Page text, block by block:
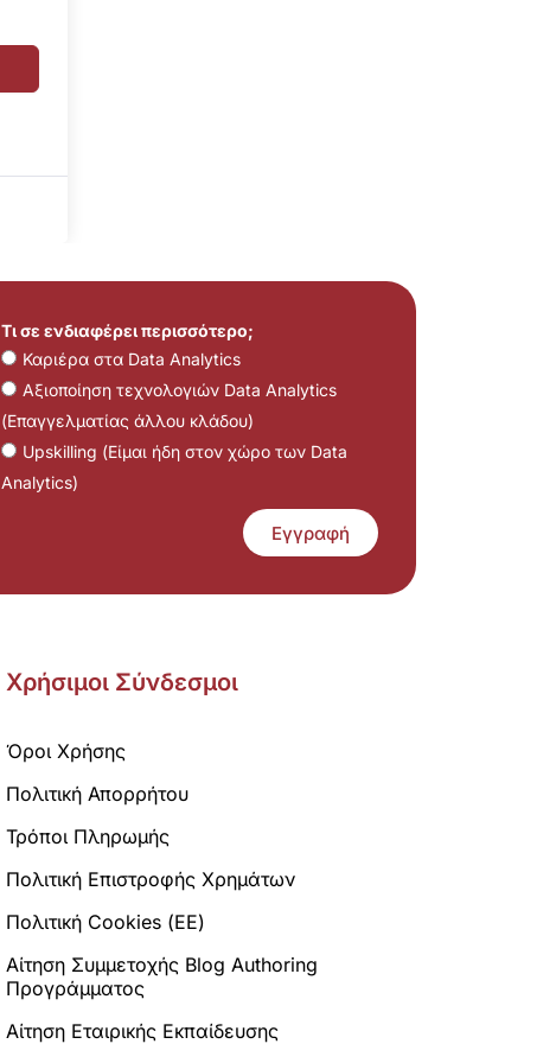
Τι σε ενδιαφέρει περισσότερο;
Καριέρα στα Data Analytics
Αξιοποίηση τεχνολογιών Data Analytics
(Επαγγελματίας άλλου κλάδου)
Upskilling (Είμαι ήδη στον χώρο των Data
Analytics)
Εγγραφή
Χρήσιμοι Σύνδεσμοι
Όροι Χρήσης
Πολιτική Απορρήτου
Τρόποι Πληρωμής
Πολιτική Επιστροφής Χρημάτων
Πολιτική Cookies (ΕΕ)
Αίτηση Συμμετοχής Blog Authoring
Προγράμματος
Αίτηση Εταιρικής Εκπαίδευσης